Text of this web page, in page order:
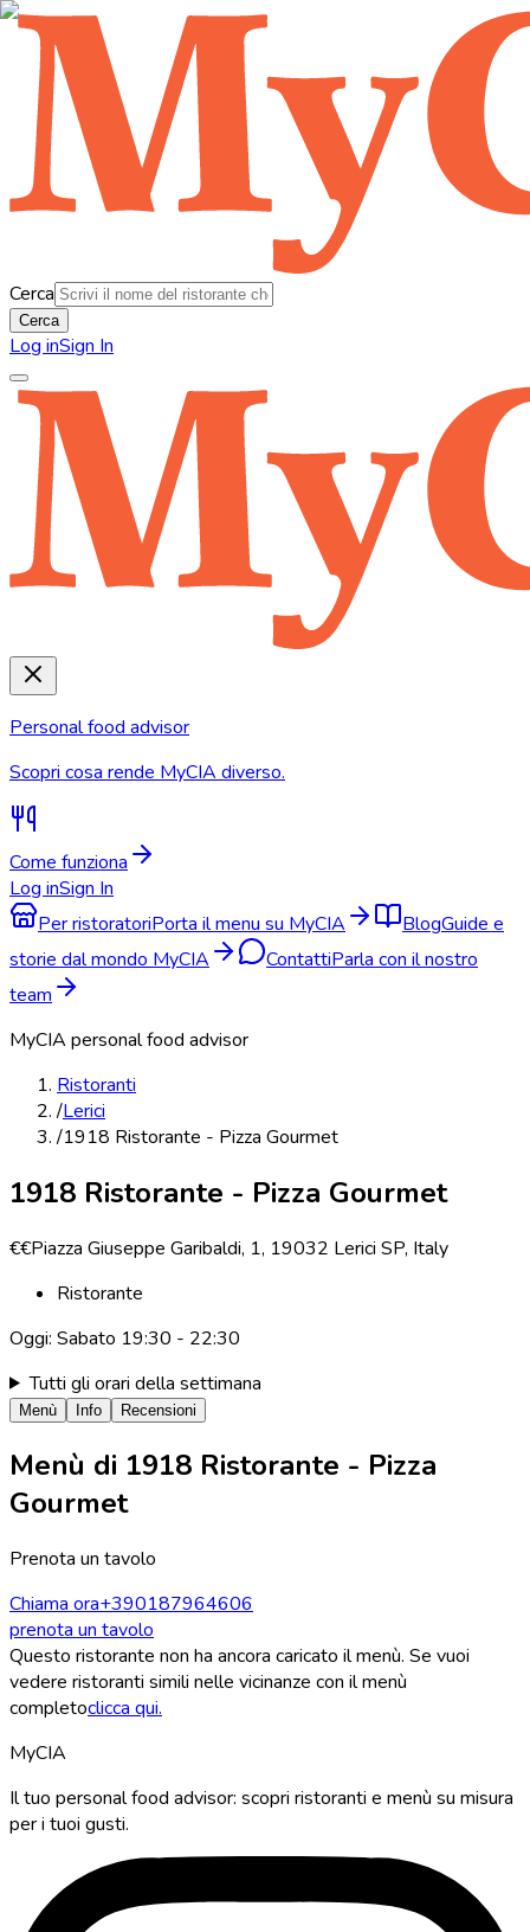
Cerca
Cerca
Log inSign In
Personal food advisor
Scopri cosa rende MyCIA diverso.
Come funziona
Log inSign In
Per ristoratoriPorta il menu su MyCIA BlogGuide e
storie dal mondo MyCIA
ContattiParla con il nostro
team
MyCIA personal food advisor
Ristoranti
/Lerici
/1918 Ristorante - Pizza Gourmet
1918 Ristorante - Pizza Gourmet
€€Piazza Giuseppe Garibaldi, 1, 19032 Lerici SP, Italy
Ristorante
Oggi: Sabato 19:30 - 22:30
Tutti gli orari della settimana
Menù Info Recensioni
Menù di 1918 Ristorante - Pizza
Gourmet
Prenota un tavolo
Chiama ora+390187964606
prenota un tavolo
Questo ristorante non ha ancora caricato il menù. Se vuoi
vedere ristoranti simili nelle vicinanze con il menù
completoclicca qui.
MyCIA
Il tuo personal food advisor: scopri ristoranti e menù su misura
per i tuoi gusti.